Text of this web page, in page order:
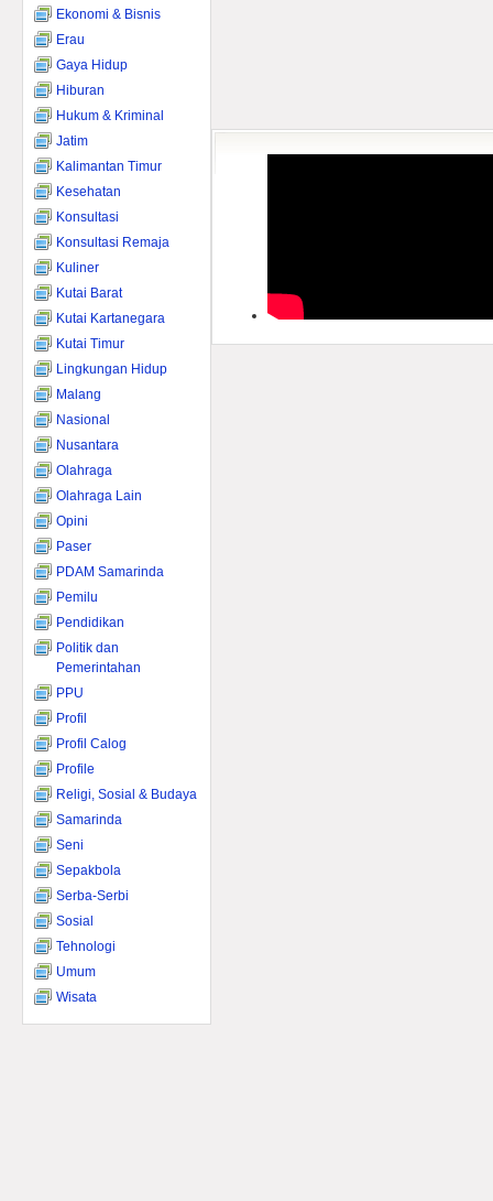
Ekonomi & Bisnis
Erau
Gaya Hidup
Hiburan
Hukum & Kriminal
Jatim
Kalimantan Timur
Kesehatan
Konsultasi
Konsultasi Remaja
Kuliner
Kutai Barat
Kutai Kartanegara
Kutai Timur
Lingkungan Hidup
Malang
Nasional
Nusantara
Olahraga
Olahraga Lain
Opini
Paser
PDAM Samarinda
Pemilu
Pendidikan
Politik dan
Pemerintahan
PPU
Profil
Profil Calog
Profile
Religi, Sosial & Budaya
Samarinda
Seni
Sepakbola
Serba-Serbi
Sosial
Tehnologi
Umum
Wisata